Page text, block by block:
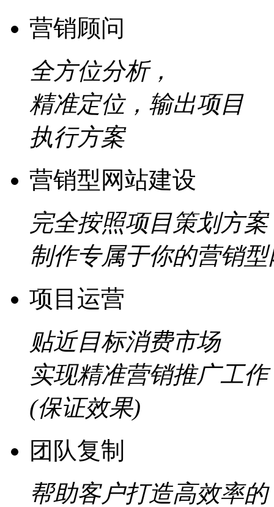
营销顾问
全方位分析，
精准定位，输出项目
执行方案
营销型网站建设
完全按照项目策划方案
制作专属于你的营销
项目运营
贴近目标消费市场
实现精准营销推广工作
(保证效果)
团队复制
帮助客户打造高效率的